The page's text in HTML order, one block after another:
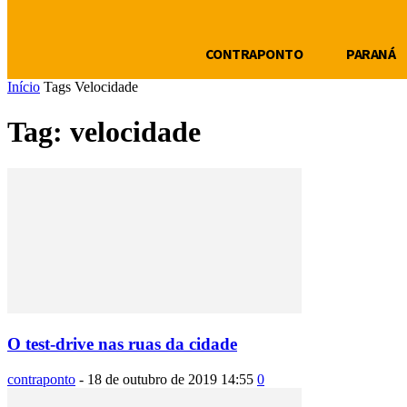
CONTRAPONTO PARANÁ
Início Tags Velocidade
Tag: velocidade
O test-drive nas ruas da cidade
contraponto - 18 de outubro de 2019 14:55 0